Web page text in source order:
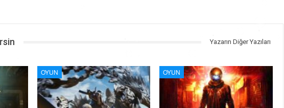
Yazarın Diğer Yazıları
OYUN OYUN